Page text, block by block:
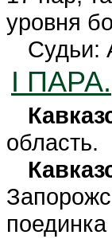
уровня
Судьи:
I ПАРА.
область.